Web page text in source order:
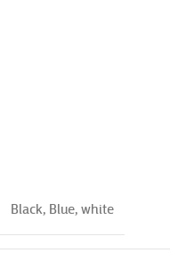
Black,Blue,white